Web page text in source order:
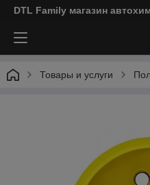
DTL Family магазин
Товары и услуги